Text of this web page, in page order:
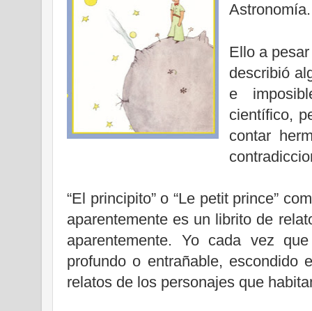
Astronomía.
Ello a
describió
e
científico,
contar
“El principito” o “Le petit prince”
aparentemente es un librito de
aparentemente. Yo cada vez
profundo o entrañable, escondido
relatos de los personajes que